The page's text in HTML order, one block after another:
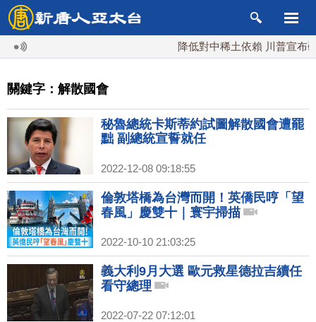
降低對中稀土依賴 川普宣布礦業
關鍵字：解散國會
秘魯總統卡斯蒂約試圖解散國會遭罷
黜 副總統宣誓就任
2022-12-08 09:18:55
倫敦塔橋為台灣而開！英僑民哼「望
春風」慶雙十｜寰宇掃描
2022-10-10 21:03:25
義大利9月大選 歐元救星德拉吉續任
看守總理
2022-07-22 07:12:01